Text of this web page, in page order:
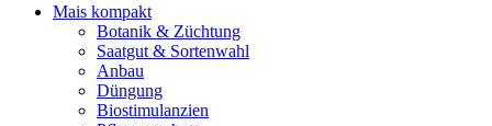
Mais kompakt
Botanik & Züchtung
Saatgut & Sortenwahl
Anbau
Düngung
Biostimulanzien